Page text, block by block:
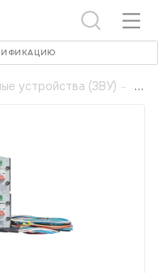
устройства (ЗВУ) -